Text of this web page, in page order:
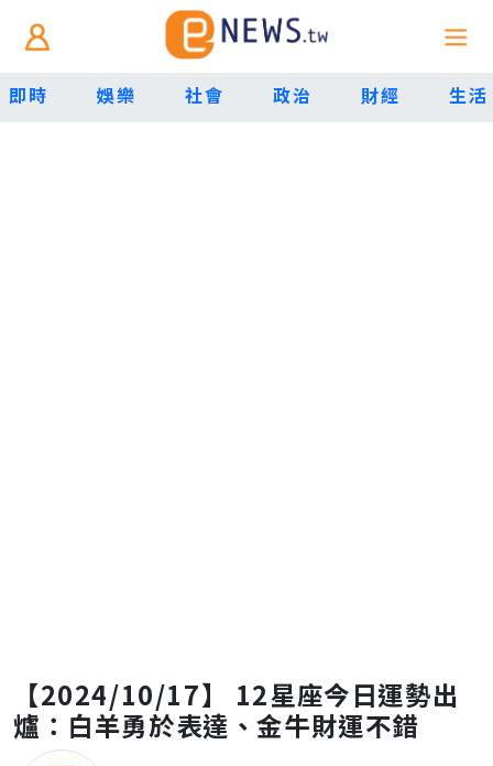
即時 娛樂 社會 政治 財經 生活
【2024/10/17】 12星座今日運勢出
爐：白羊勇於表達、金牛財運不錯